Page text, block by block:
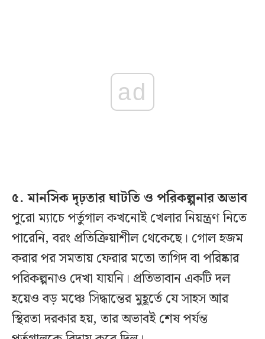
ad
৫. মানসিক দৃঢ়তার ঘাটতি ও পরিকল্পনার অভাব
পুরো ম্যাচে পর্তুগাল কখনোই খেলার নিয়ন্ত্রণ নিতে
পারেনি, বরং প্রতিক্রিয়াশীল থেকেছে। গোল হজম
করার পর সমতায় ফেরার মতো তাগিদ বা পরিষ্কার
পরিকল্পনাও দেখা যায়নি। প্রতিভাবান একটি দল
হয়েও বড় মঞ্চে সিদ্ধান্তের মুহূর্তে যে সাহস আর
স্থিরতা দরকার হয়, তার অভাবই শেষ পর্যন্ত